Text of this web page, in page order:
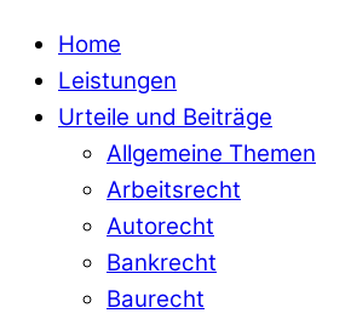
Home
Leistungen
Urteile und Beiträge
Allgemeine Themen
Arbeitsrecht
Autorecht
Bankrecht
Baurecht